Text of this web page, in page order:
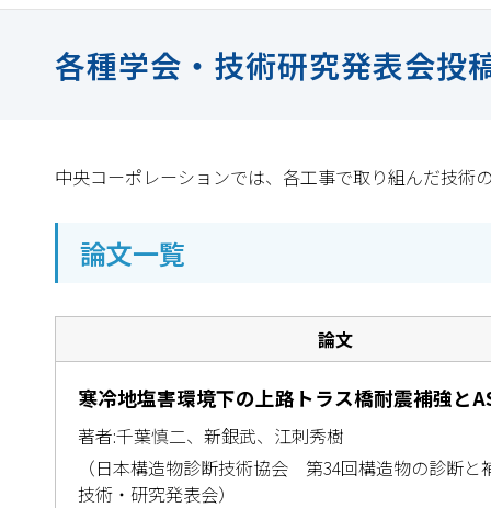
各種学会・技術研究発表会投
中央コーポレーションでは、各工事で取り組んだ技術
論文一覧
論文
寒冷地塩害環境下の上路トラス橋耐震補強と
著者:千葉慎二、新銀武、江刺秀樹
（日本構造物診断技術協会 第34回構造物の診断と
技術・研究発表会）